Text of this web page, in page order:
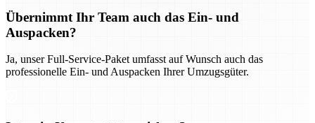
Übernimmt Ihr Team auch das Ein- und
Auspacken?
Ja, unser Full-Service-Paket umfasst auf Wunsch auch das
professionelle Ein- und Auspacken Ihrer Umzugsgüter.